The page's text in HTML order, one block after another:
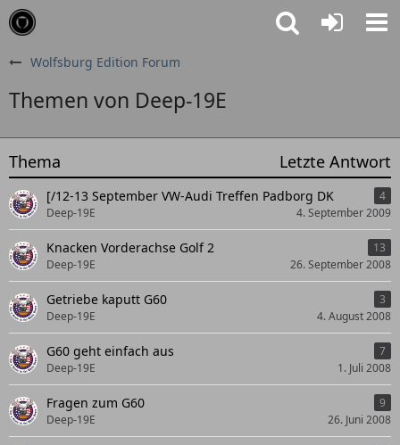
Wolfsburg Edition Forum
Themen von Deep-19E
Thema Letzte Antwort
[/12-13 September VW-Audi Treffen Padborg DK
4
Deep-19E
4. September 2009
Knacken Vorderachse Golf 2
13
Deep-19E
26. September 2008
Getriebe kaputt G60
3
Deep-19E
4. August 2008
G60 geht einfach aus
7
Deep-19E
1. Juli 2008
Fragen zum G60
9
Deep-19E
26. Juni 2008